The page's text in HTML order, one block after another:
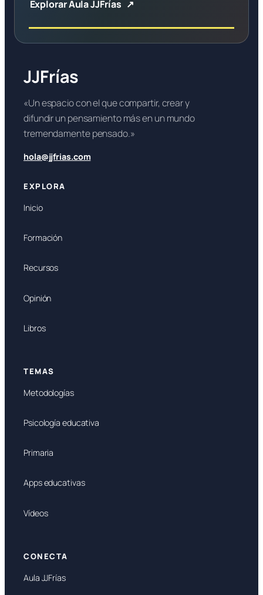
Explorar Aula JJFrías
JJFrías
«Un espacio con el que compartir, crear y
difundir un pensamiento más en un mundo
tremendamente pensado.»
hola@jjfrias.com
EXPLORA
Inicio
Formación
Recursos
Opinión
Libros
TEMAS
Metodologías
Psicología educativa
Primaria
Apps educativas
Vídeos
CONECTA
Aula JJFrías